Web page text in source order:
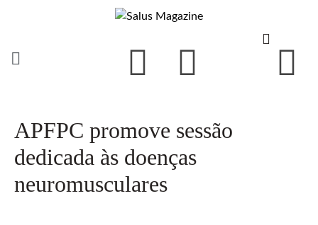
APFPC promove sessão
dedicada às doenças
neuromusculares